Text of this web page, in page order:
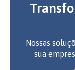
Nossas
sua